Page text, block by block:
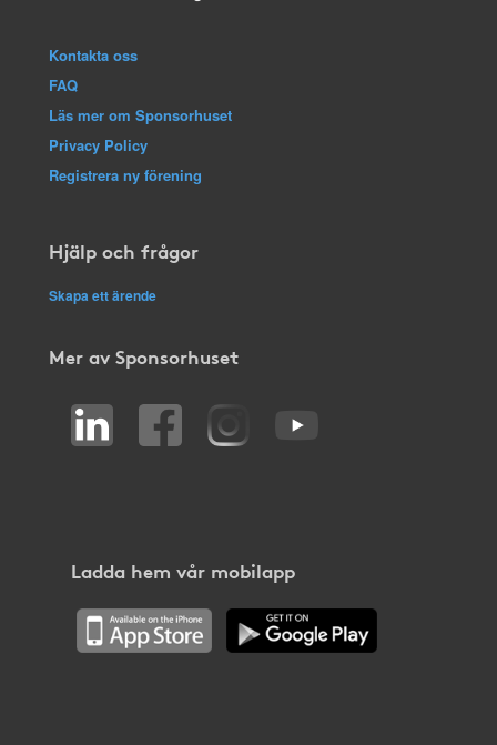
Kontakta oss
FAQ
Läs mer om Sponsorhuset
Privacy Policy
Registrera ny förening
Hjälp och frågor
Skapa ett ärende
Mer av Sponsorhuset
Ladda hem vår mobilapp